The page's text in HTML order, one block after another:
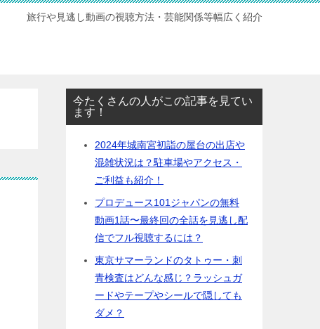
旅行や見逃し動画の視聴方法・芸能関係等幅広く紹介
今たくさんの人がこの記事を見てい
ます！
2024年城南宮初詣の屋台の出店や
混雑状況は？駐車場やアクセス・
ご利益も紹介！
プロデュース101ジャパンの無料
動画1話〜最終回の全話を見逃し配
信でフル視聴するには？
東京サマーランドのタトゥー・刺
青検査はどんな感じ？ラッシュガ
ードやテープやシールで隠しても
ダメ？